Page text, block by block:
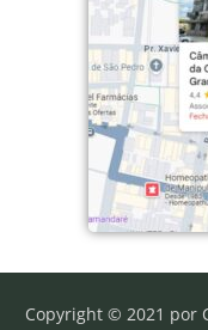
Copyright © 2021 por